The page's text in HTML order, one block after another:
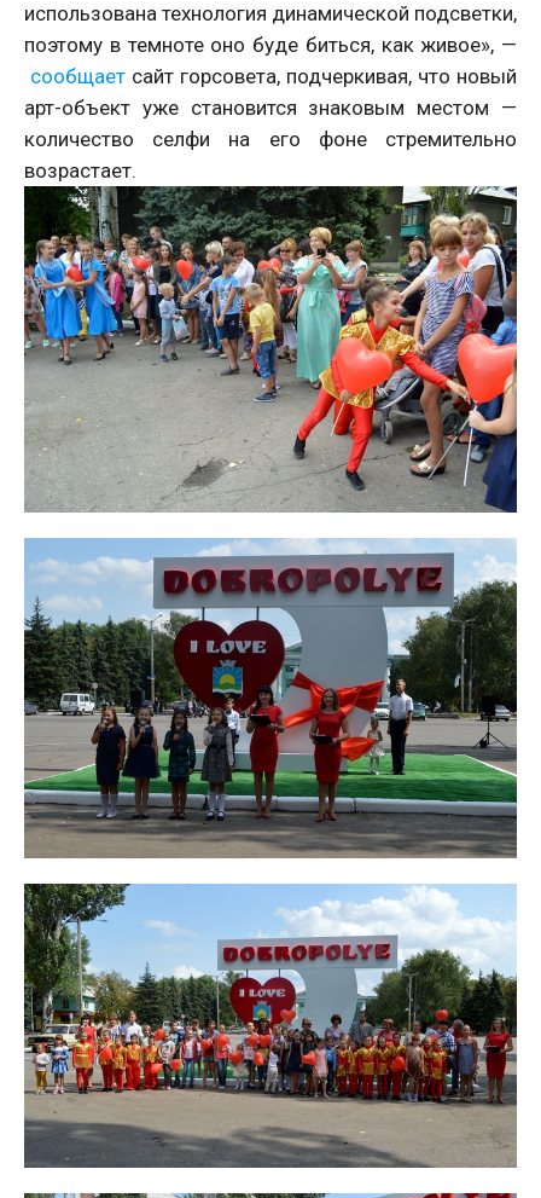
использована технология динамической подсветки,
поэтому в темноте оно буде биться, как живое», —
сообщает сайт горсовета, подчеркивая, что новый
арт-объект уже становится знаковым местом —
количество селфи на его фоне стремительно
возрастает.